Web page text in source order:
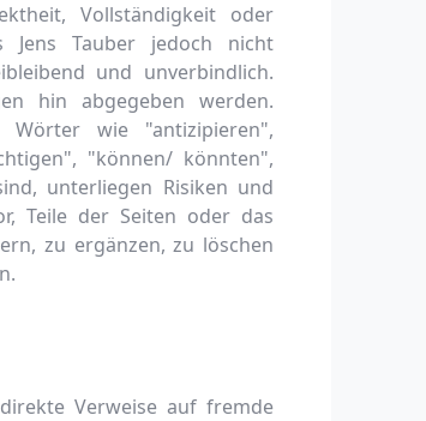
Vollständigkeit oder
Jens Tauber jedoch nicht
und unverbindlich.
hin abgegeben werden.
Wörter wie "antizipieren",
"können/ könnten",
unterliegen Risiken und
Teile der Seiten oder das
zu ergänzen, zu löschen
Verweise auf fremde